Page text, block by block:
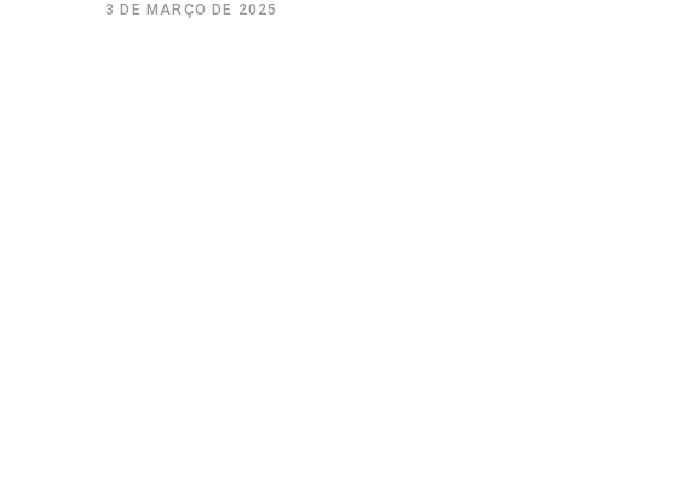
3 DE MARÇO DE 2025